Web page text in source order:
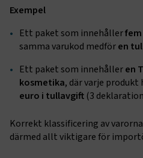
Exempel
Ett paket som innehåller
samma varukod medfören
Ett paket som innehålleren
kosmetika, där varje
euro i tullavgift (3
Korrekt klassificering av
därmed allt viktigare för